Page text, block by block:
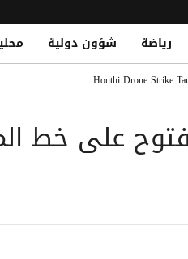
رياضة شؤون دولية
Houthi Drone Strike
لأرامكو في جيزان بطائرة مسيّرة
على خط